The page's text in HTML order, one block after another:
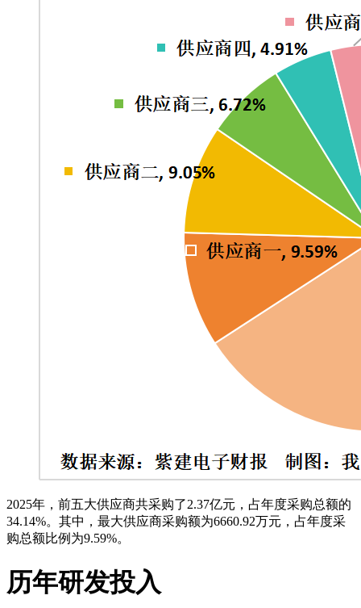
2025年，前五大供应商共采购了2.37亿元，占年度采购总额的
34.14%。其中，最大供应商采购额为6660.92万元，占年度采
购总额比例为9.59%。
历年研发投入